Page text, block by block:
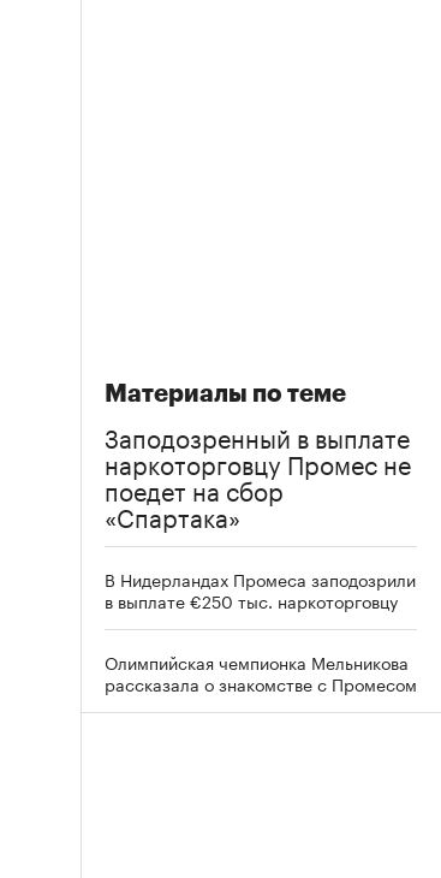
Материалы по теме
Заподозренный в выплате
наркоторговцу Промес не
поедет на сбор
«Спартака»
В Нидерландах Промеса заподозрили
в выплате €250 тыс. наркоторговцу
Олимпийская чемпионка Мельникова
рассказала о знакомстве с Промесом